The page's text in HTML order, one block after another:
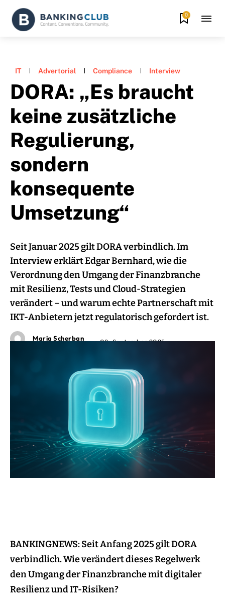
0
IT Advertorial Compliance Interview
DORA: „Es braucht
keine zusätzliche
Regulierung,
sondern
konsequente
Umsetzung“
Seit Januar 2025 gilt DORA verbindlich. Im
Interview erklärt Edgar Bernhard, wie die
Verordnung den Umgang der Finanzbranche
mit Resilienz, Tests und Cloud-Strategien
verändert – und warum echte Partnerschaft mit
IKT-Anbietern jetzt regulatorisch gefordert ist.
Maria Scherban 08. September 2025
BANKINGNEWS: Seit Anfang 2025 gilt DORA
verbindlich. Wie verändert dieses Regelwerk
den Umgang der Finanzbranche mit digitaler
Resilienz und IT-Risiken?